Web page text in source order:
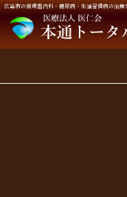
広島市の循環器内科・糖尿病・生活習慣病の治療